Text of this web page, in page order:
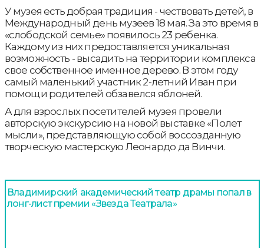
У музея есть добрая традиция - чествовать детей, в
Международный день музеев 18 мая. За это время в
«слободской семье» появилось 23 ребенка.
Каждому из них предоставляется уникальная
возможность - высадить на территории комплекса
свое собственное именное дерево. В этом году
самый маленький участник 2-летний Иван при
помощи родителей обзавелся яблоней.
А для взрослых посетителей музея провели
авторскую экскурсию на новой выставке «Полет
мысли», представляющую собой воссозданную
творческую мастерскую Леонардо да Винчи.
Владимирский академический театр драмы попал в
лонг-лист премии «Звезда Театрала»